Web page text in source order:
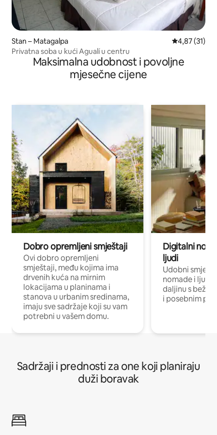
Stan – Matagalpa Prosječna
4,87 (31)
Privatna soba u kući Agualí u centru
Maksimalna udobnost i povoljne
mjesečne cijene
Dobro opremljeni smještaji
Ovi dobro opremljeni
smještaji, među kojima ima
drvenih kuća na mirnim
lokacijama u planinama i
stanova u urbanim sredinama,
imaju sve sadržaje koji su vam
potrebni u vašem domu.
Digitalni
ljudi
Udobni
nomade i ljude
daljinu s
i posebnim
Sadržaji i prednosti za one koji planiraju
duži boravak